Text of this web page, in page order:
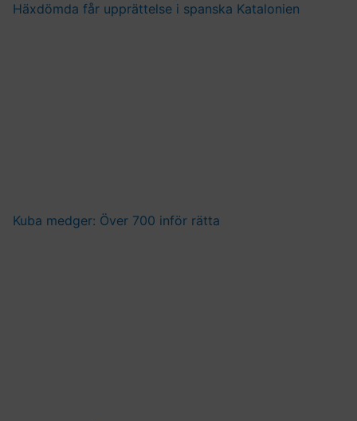
Häxdömda får upprättelse i spanska Katalonien
Kuba medger: Över 700 inför rätta